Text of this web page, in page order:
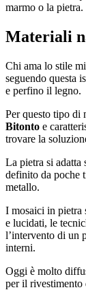
marmo o la pietra.
Materiali
Chi ama lo stile
seguendo questa
e perfino il legno.
Per questo tipo di
Bitonto e
trovare la
La pietra si adatta
definito da poche
metallo.
I mosaici in pietra
e lucidati, le
l’intervento di un
interni.
Oggi è molto
per il rivestimento